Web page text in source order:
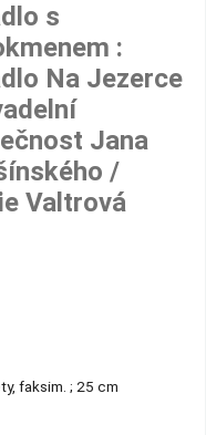
s
:
Na Jezerce
Jana
/
Valtrová
faksim. ; 25 cm